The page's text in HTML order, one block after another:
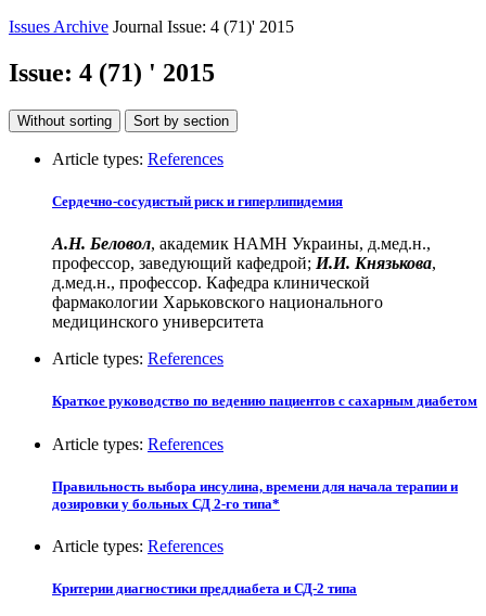
Issues Archive Journal Issue: 4 (71)' 2015
Issue: 4 (71) ' 2015
Without sorting Sort by section
Article types: References
Сердечно-сосудистый риск и гиперлипидемия
А.Н. Беловол, академик НАМН Украины, д.мед.н.,
профессор, заведующий кафедрой; И.И. Князькова,
д.мед.н., профессор. Кафедра клинической
фармакологии Харьковского национального
медицинского университета
Article types: References
Краткое руководство по ведению пациентов с сахарным диабетом
Article types: References
Правильность выбора инсулина, времени для начала терапии и
дозировки у больных СД 2-го типа*
Article types: References
Критерии диагностики преддиабета и СД-2 типа